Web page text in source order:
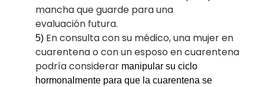
mancha que guarde para una
evaluación futura.
5) En consulta con su médico, una mujer en
cuarentena o con un esposo en cuarentena
podría considerar manipular su ciclo
hormonalmente para que la cuarentena se